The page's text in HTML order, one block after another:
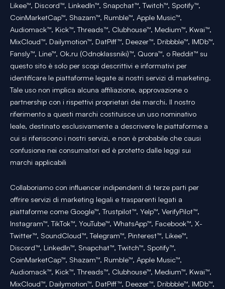
Likee™, Discord™, LinkedIn™, Snapchat™, Twitch™, Spotify™,
CoinMarketCap™, Shazam™, Rumble™, Apple Music™,
Audiomack™, Kick™, Threads™, Clubhouse™, Medium™, Kwai™,
MixCloud™, Dailymotion™, DatPiff™, Deezer™, Dribbble™, IMDb™,
Fansly™, Line™, Ok.ru (Odnoklassniki)™, Quora™, o Reddit™ su
questo sito è solo per scopi descrittivi e informativi per
identificare le piattaforme legate ai nostri servizi di marketing.
Tale uso non implica alcuna affiliazione, approvazione o
partnership con i rispettivi proprietari dei marchi. Il nostro
riferimento a questi marchi costituisce un uso nominativo
leale, destinato esclusivamente a descrivere le piattaforme a
cui si riferiscono i nostri servizi, e non è probabile che causi
confusione nei consumatori ed è protetto dalle leggi sui
marchi applicabili
Collaboriamo con influencer indipendenti di terze parti per
offrire servizi di marketing legali e trasparenti legati a
piattaforme come Google™, Trustpilot™, Yelp™, VerifyPilot™,
Instagram™, TikTok™, YouTube™, WhatsApp™, Facebook™, X-
Twitter™, SoundCloud™, Telegram™, Pinterest™, Likee™,
Discord™, LinkedIn™, Snapchat™, Twitch™, Spotify™,
CoinMarketCap™, Shazam™, Rumble™, Apple Music™,
Audiomack™, Kick™, Threads™, Clubhouse™, Medium™, Kwai™,
MixCloud™, Dailymotion™, DatPiff™, Deezer™, Dribbble™, IMDb™,